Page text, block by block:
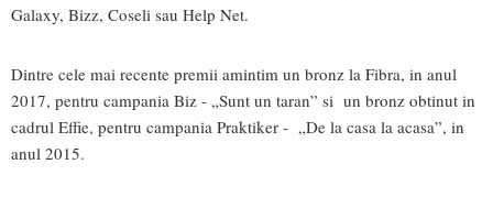
Galaxy, Bizz, Coseli sau Help Net.
Dintre cele mai recente premii amintim un bronz la Fibra, in anul
2017, pentru campania Biz - „Sunt un taran” si un bronz obtinut in
cadrul Effie, pentru campania Praktiker - „De la casa la acasa”, in
anul 2015.